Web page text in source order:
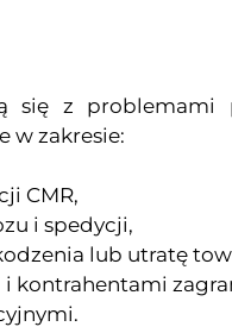
się z problemami
w zakresie:
CMR,
i spedycji,
lub utratę
kontrahentami